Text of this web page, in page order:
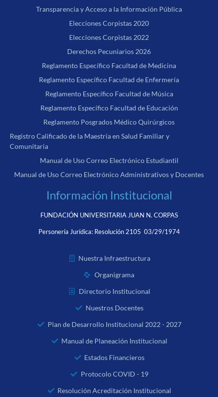
Transparencia y Acceso a la Información Pública
Elecciones Corpistas 2020
Elecciones Corpistas 2022
Derechos Pecuniarios 2026
Reglamento Específico Facultad de Medicina
Reglamento Específico Facultad de Enfermería
Reglamento Específico Facultad de Música
Reglamento Específico Facultad de Educación
Reglamento Posgrados Médico Quirúrgicos
Registro Calificado de la Maestría en Salud Familiar y
Comunitaria
Manual de Uso Correo Electrónico Estudiantil
Manual de Uso Correo Electrónico Administrativos y Docentes
Información Institucional
FUNDACIÓN UNIVERSITARIA JUAN N. CORPAS
Personería Jurídica: Resolución 2105 03/29/1974
Nuestra Infraestructura
Organigrama
Directorio Institucional
Nuestros Docentes
Plan de Desarrollo Institucional 2022 - 2027
Manual de Planeación Institucional
Estados Financieros
Protocolo COVID - 19
Resolución Acreditación Institucional